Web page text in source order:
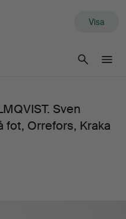
Visa
Sven
fot, Orrefors, Kraka